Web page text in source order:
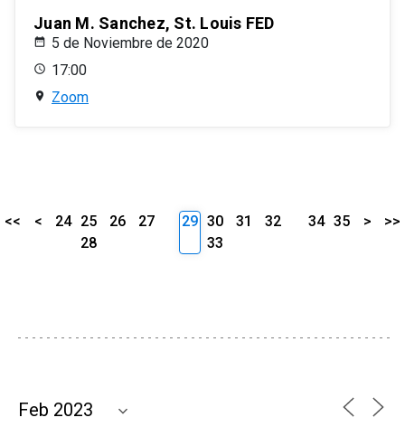
Juan M. Sanchez, St. Louis FED
5 de Noviembre de 2020
17:00
Zoom
<< < 24 25 26
27
28
29 30 31
32
33
34 35 > >>